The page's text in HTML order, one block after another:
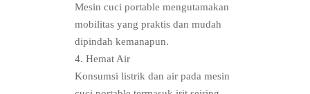
Mesin cuci portable mengutamakan
mobilitas yang praktis dan mudah
dipindah kemanapun.
4. Hemat Air
Konsumsi listrik dan air pada mesin